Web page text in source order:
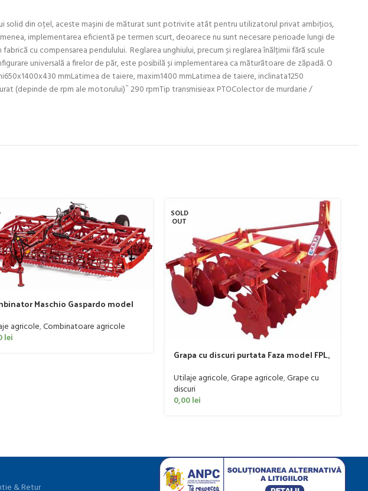
solid din oțel, aceste mașini de măturat sunt potrivite atât pentru utilizatorul privat ambițios,
implementarea eficientă pe termen scurt, deoarece nu sunt necesare perioade lungi de
cu compensarea pendulului. Reglarea unghiului, precum și reglarea înălțimii fără scule
universală a firelor de păr, este posibilă și implementarea ca măturătoare de zăpadă. O
mmLatimea de taiere, maxim1400 mmLatimea de taiere, inclinata1250
(depinde de rpm ale motorului)˜ 290 rpmTip transmisieax PTOColector de murdarie /
Maschio Gaspardo model
agricole,Combinatoare agricole
lei
SOLD
OUT
Grapa cu discuri purtata Faza model FPL,
Utilaje agricole,Grape agricole,Grape cu
discuri
0,00lei
& Retur